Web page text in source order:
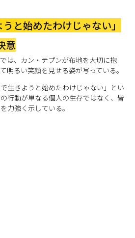
うと始めたわけじゃない」
意
は、カン・テプンが布地を大切に抱
明るい笑顔を見せる姿が写っている。
生きようと始めたわけじゃない」とい
行動が単なる個人の生存ではなく、皆
力強く示している。